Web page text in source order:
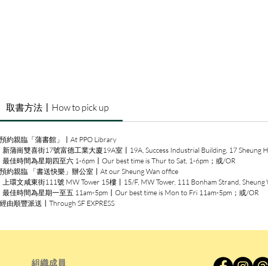
取書方法〡How to pick up
約親臨「蒲書館」〡At PPO Library
新蒲崗雙喜街17號富德工業大廈19A室〡19A, Success Industrial Building, 17 Sheung
最佳時間為星期四至六 1-6pm〡Our best time is Thur to Sat, 1-6pm；或/OR
約親臨 「書送快樂」辦公室〡At our Sheung Wan office
上環文咸東街111號 MW Tower 15樓〡15/F, MW Tower, 111 Bonham Strand, Sheung
最佳時間為星期一至五 11am-5pm〡Our best time is Mon to Fri 11am-5pm；或/OR
由順豐派送〡Through SF EXPRESS
組織成員